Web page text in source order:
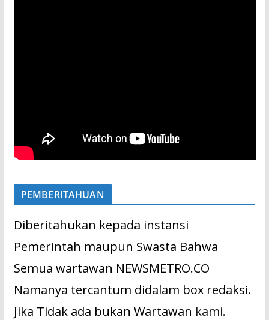
PEMBERITAHUAN
Diberitahukan kepada instansi
Pemerintah maupun Swasta Bahwa
Semua wartawan NEWSMETRO.CO
Namanya tercantum didalam box redaksi.
Jika Tidak ada bukan Wartawan kami.